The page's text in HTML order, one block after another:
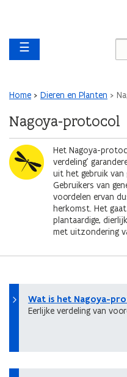
Main navigation
☰
Kruimelpad
Home Dieren en Planten
Nagoya-protocol
AfbeeldingHet Nagoya-
verdeling’
uit het gebruik
Gebruikers van
voordelen ervan
herkomst. Het
plantaardige,
met uitzondering
Wat is het Nagoya-
Eerlijke verdeling van